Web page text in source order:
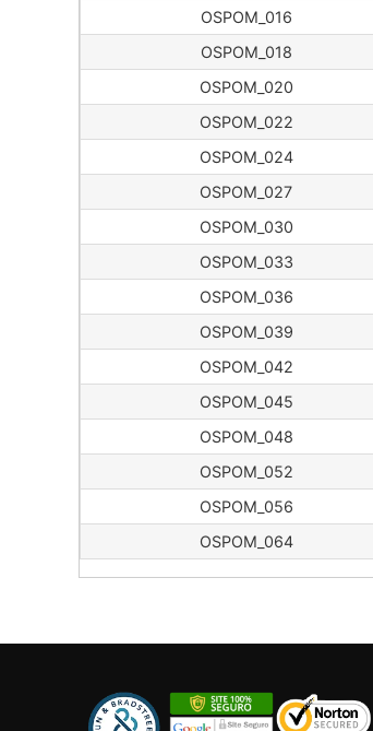
OSPOM_016
OSPOM_018
OSPOM_020
OSPOM_022
OSPOM_024
OSPOM_027
OSPOM_030
OSPOM_033
OSPOM_036
OSPOM_039
OSPOM_042
OSPOM_045
OSPOM_048
OSPOM_052
OSPOM_056
OSPOM_064